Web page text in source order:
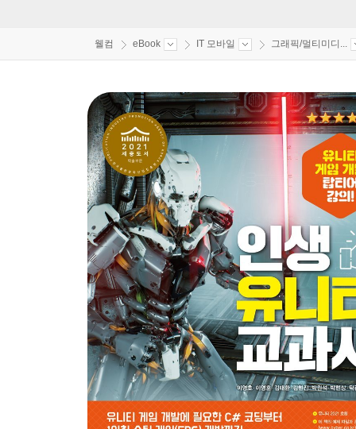
웰컴 eBook IT 모바일 그래픽/멀티미디...